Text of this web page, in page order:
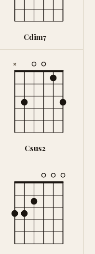
Cdim7
×
Csus2